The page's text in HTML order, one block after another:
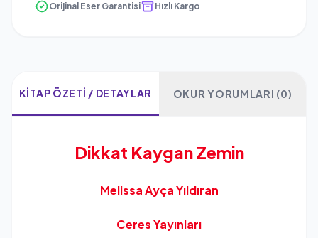
Orijinal Eser Garantisi Hızlı Kargo
KITAP ÖZETI / DETAYLAR OKUR YORUMLARI (0)
Dikkat Kaygan Zemin
Melissa Ayça Yıldıran
Ceres Yayınları